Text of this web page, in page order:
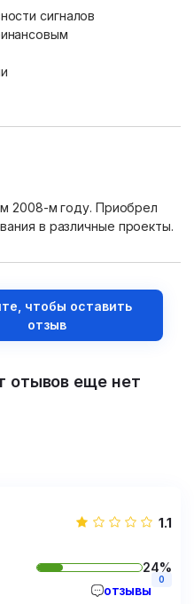
сигналов
2008-м году. Приобрел
в различные проекты.
чтобы оставить
отзыв
отывов еще нет
1.1
24%
отзывы
0